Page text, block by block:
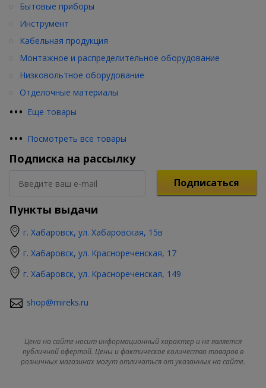
••• Еще товары
Бытовые приборы
Инструмент
Кабельная продукция
Монтажное и распределительное оборудование
Низковольтное оборудование
Отделочные материалы
••• Посмотреть все товары
Подписка на рассылку
Подписаться
Пункты выдачи
г. Хабаровск, ул. Хабаровская, 15в
г. Хабаровск, ул. Краснореченская, 17
г. Хабаровск, ул. Краснореченская, 149
shop@mireks.ru
Цена на сайте носит информационный характер и не является
публичной офертой. Цены и фактическое количество товаров в
розничных магазинах могут отличаться от указанных на сайте.